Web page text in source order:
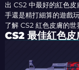
出 CS2 中最好的紅色
手還是精打細算的遊戲
了解 CS2 紅色皮膚的世
CS2 最佳紅色皮